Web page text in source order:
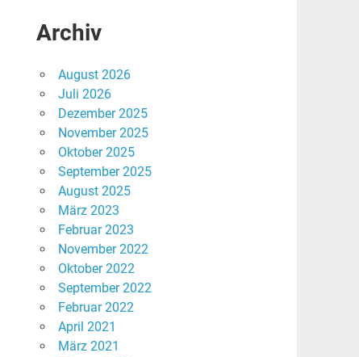
Archiv
August 2026
Juli 2026
Dezember 2025
November 2025
Oktober 2025
September 2025
August 2025
März 2023
Februar 2023
November 2022
Oktober 2022
September 2022
Februar 2022
April 2021
März 2021